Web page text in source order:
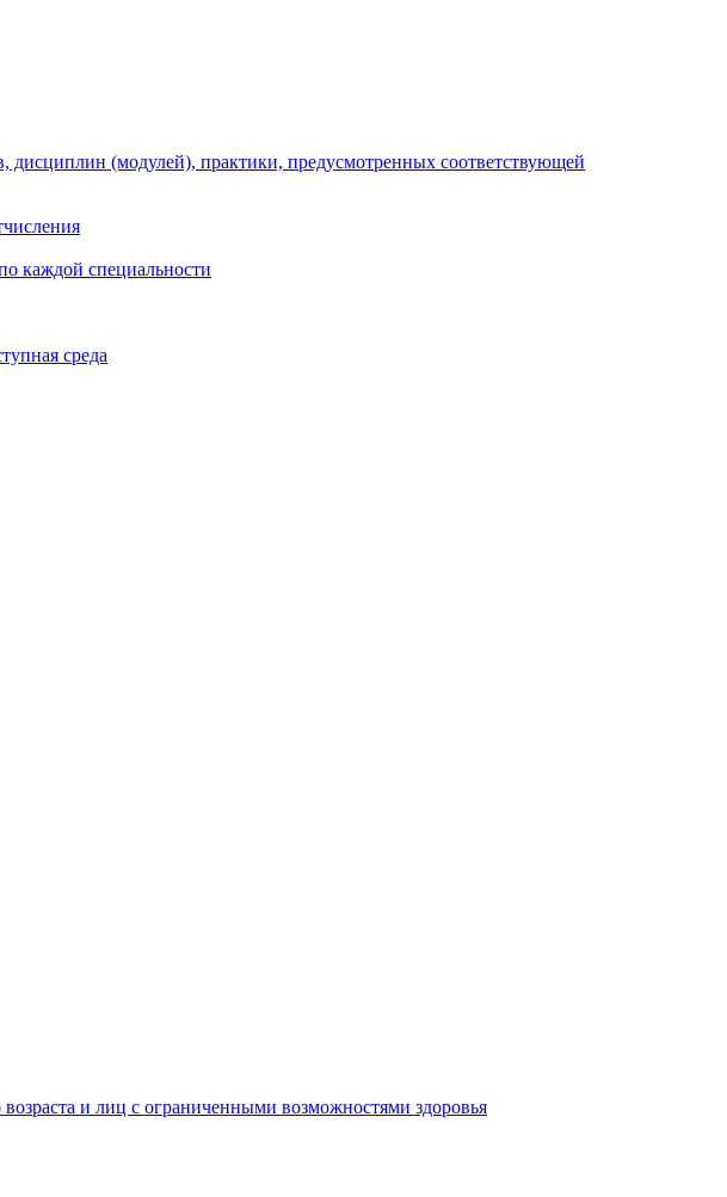
дисциплин (модулей), практики, предусмотренных соответствующей
каждой специальности
среда
и лиц с ограниченными возможностями здоровья